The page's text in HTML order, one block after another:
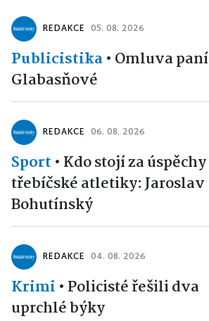
REDAKCE 05. 08. 2026
Publicistika• Omluva paní
Glabasňové
REDAKCE 06. 08. 2026
Sport • Kdo stojí za úspěchy
třebíčské atletiky: Jaroslav
Bohutínský
REDAKCE 04. 08. 2026
Krimi • Policisté řešili dva
uprchlé býky